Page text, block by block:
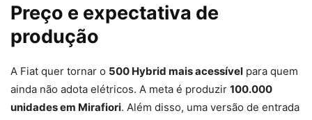
Preço e expectativa de
produção
A Fiat quer tornar o 500 Hybrid mais acessível para quem
ainda não adota elétricos. A meta é produzir 100.000
unidades em Mirafiori. Além disso, uma versão de entrada